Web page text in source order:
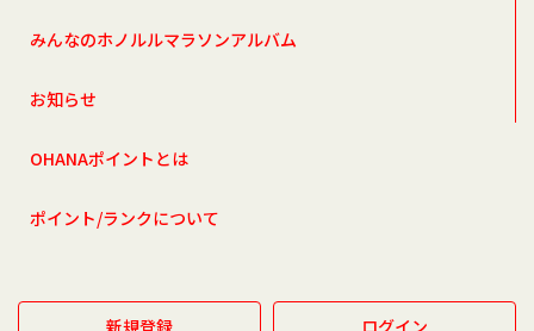
みんなのホノルルマラソンアルバム
お知らせ
OHANAポイントとは
ポイント/ランクについて
新規登録 ログイン